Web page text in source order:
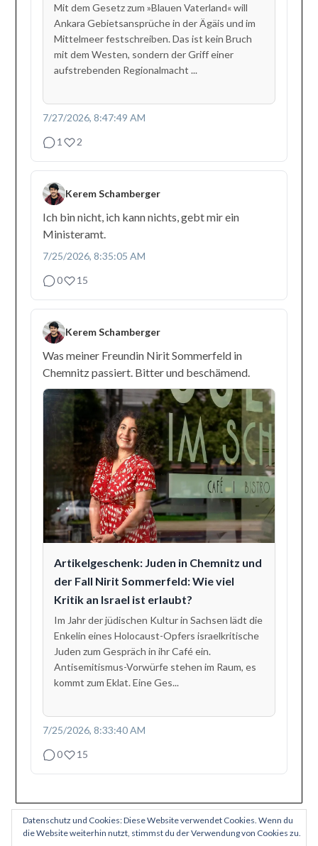
Mit dem Gesetz zum »Blauen Vaterland« will
Ankara Gebietsansprüche in der Ägäis und im
Mittelmeer festschreiben. Das ist kein Bruch
mit dem Westen, sondern der Griff einer
aufstrebenden Regionalmacht ...
7/27/2026, 8:47:49 AM
1
2
Kerem Schamberger
Ich bin nicht, ich kann nichts, gebt mir ein
Ministeramt.
7/25/2026, 8:35:05 AM
0
15
Kerem Schamberger
Was meiner Freundin Nirit Sommerfeld in
Chemnitz passiert. Bitter und beschämend.
Artikelgeschenk: Juden in Chemnitz und
der Fall Nirit Sommerfeld: Wie viel
Kritik an Israel ist erlaubt?
Im Jahr der jüdischen Kultur in Sachsen lädt die
Enkelin eines Holocaust-Opfers israelkritische
Juden zum Gespräch in ihr Café ein.
Antisemitismus-Vorwürfe stehen im Raum, es
kommt zum Eklat. Eine Ges...
7/25/2026, 8:33:40 AM
0
15
Datenschutz und Cookies: Diese Website verwendet Cookies. Wenn du
die Website weiterhin nutzt, stimmst du der Verwendung von Cookies zu.